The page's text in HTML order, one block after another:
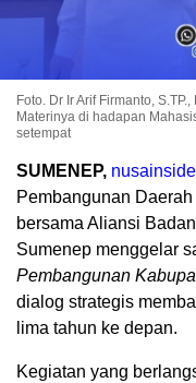
Foto. Dr Ir Arif Firmanto,
Materinya di hadapan
setempat
SUMENEP,
Pembangunan
bersama Aliansi
Sumenep menggelar
Pembangunan
dialog strategis
lima tahun ke depan.
Kegiatan yang